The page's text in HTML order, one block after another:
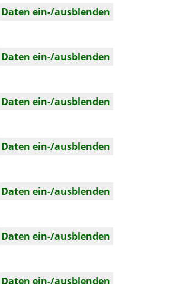
Daten ein-/ausblenden
Daten ein-/ausblenden
Daten ein-/ausblenden
Daten ein-/ausblenden
Daten ein-/ausblenden
Daten ein-/ausblenden
Daten ein-/ausblenden